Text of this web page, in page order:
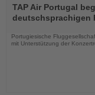
Sie
die
TAP Air Portugal
deutschsprachigen
Portugiesische
mit Unterstützung der